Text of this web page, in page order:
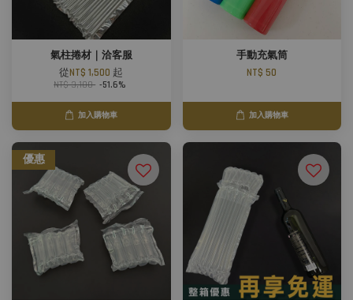
氣柱捲材｜洽客服
從NT$ 1,500 起
NT$ 3,100 -51.6%
加入購物車
手動充氣筒
NT$ 50
加入購物車
優惠